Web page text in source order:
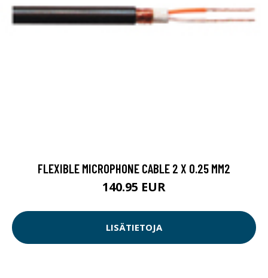
FLEXIBLE MICROPHONE CABLE 2 X 0.25 MM2
140.95 EUR
LISÄTIETOJA